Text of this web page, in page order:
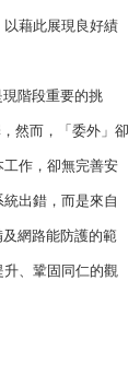
藉此展現良好績
階段重要的挑
然而，「委外」卻
作，卻無完善安
出錯，而是來自
網路能防護的範
、鞏固同仁的觀